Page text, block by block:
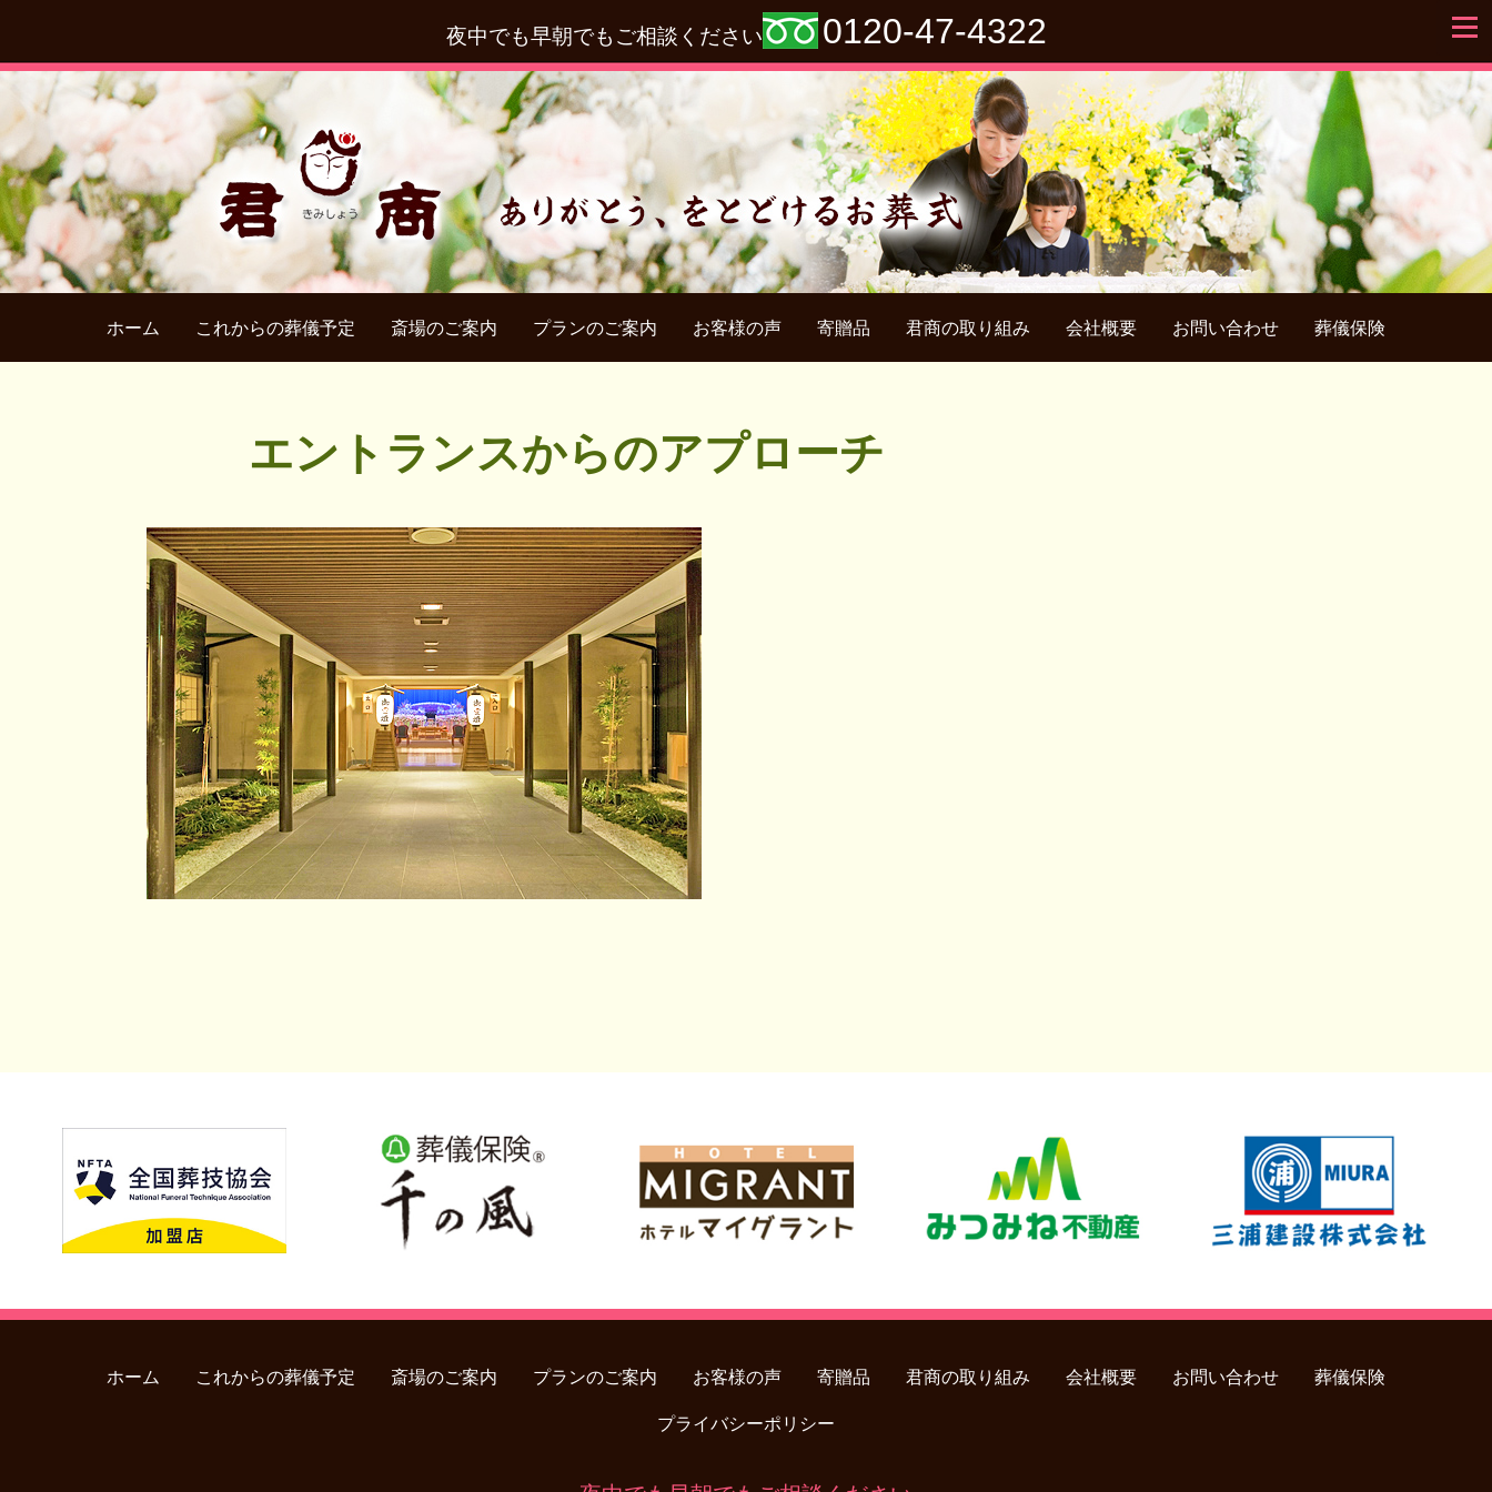
夜中でも早朝でもご相談ください 0120-47-4322
ホーム これからの葬儀予定 斎場のご案内 プランのご案内 お客様の声 寄贈品 君商の取り組み 会社概要 お問い合わせ 葬儀保険
エントランスからのアプローチ
ホーム これからの葬儀予定 斎場のご案内 プランのご案内 お客様の声 寄贈品 君商の取り組み 会社概要 お問い合わせ 葬儀保険
プライバシーポリシー